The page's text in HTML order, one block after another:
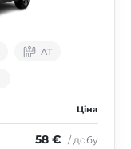
АТ
Ціна
58 € / добу